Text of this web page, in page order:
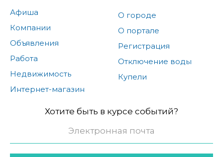
Афиша
Компании
Объявления
Работа
Недвижимость
Интернет-магазин
О городе
О портале
Регистрация
Отключение воды
Купели
Хотите быть в курсе событий?